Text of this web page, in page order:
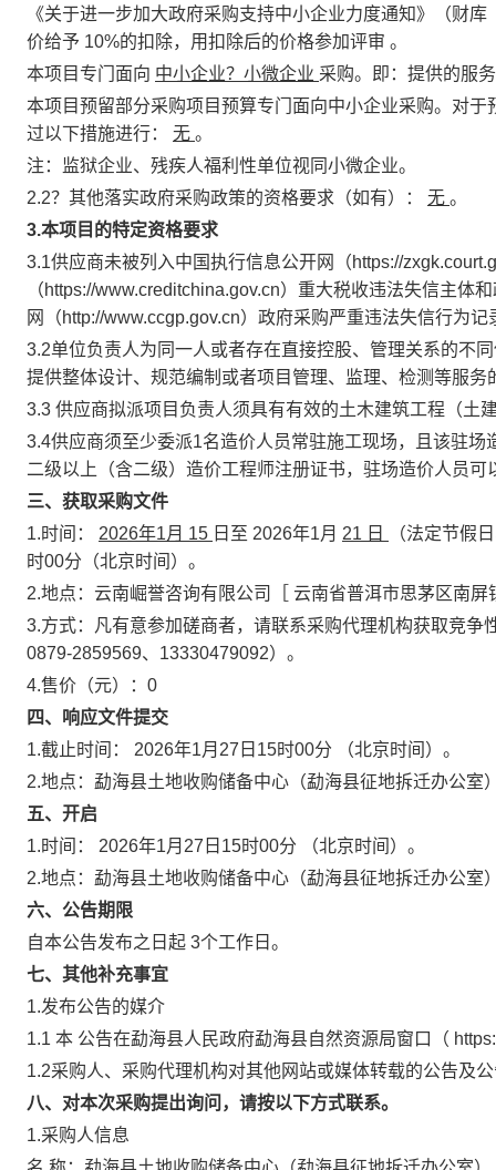
《关于进一步加大政府采购支持中小企业力度通知》（财
价给予 10%的扣除，用扣除后的价格参加评审 。
本项目专门面向 中小企业？小微企业 采购。即：提供的服
本项目预留部分采购项目预算专门面向中小企业采购。对
过以下措施进行： 无 。
注：监狱企业、残疾人福利性单位视同小微企业。
2.2？其他落实政府采购政策的资格要求（如有）： 无 。
3.本项目的特定资格要求
3.1供应商未被列入中国执行信息公开网（https://
（https://www.creditchina.gov.cn）重大税收违法失信主体
网（http://www.ccgp.gov.cn）政府采购严重违法失信行为记
3.2单位负责人为同一人或者存在直接控股、管理关系的不
提供整体设计、规范编制或者项目管理、监理、检测等服
3.3 供应商拟派项目负责人须具有有效的土木建筑工程（土
3.4供应商须至少委派1名造价人员常驻施工现场，且该驻
二级以上（含二级）造价工程师注册证书，驻场造价人员可
三、获取采购文件
1.时间： 2026年1月 15 日至 2026年1月 21 日
（法定节假
时00分（北京时间）。
2.地点：云南崛誉咨询有限公司［ 云南省普洱市思茅区南
3.方式：凡有意参加磋商者，请联系采购代理机构获取竞
0879-2859569、13330479092）。
4.售价（元）：0
四、响应文件提交
1.截止时间： 2026年1月27日15时00分
（北京时间）。
2.地点：勐海县土地收购储备中心（勐海县征地拆迁办公室
五、开启
1.时间： 2026年1月27日15时00分
（北京时间）。
2.地点：勐海县土地收购储备中心（勐海县征地拆迁办公室
六、公告期限
自本公告发布之日起 3个工作日。
七、其他补充事宜
1.发布公告的媒介
1.1 本 公告在勐海县人民政府勐海县自然资源局窗口（
1.2采购人、采购代理机构对其他网站或媒体转载的公告及
八、对本次采购提出询问，请按以下方式联系。
1.采购人信息